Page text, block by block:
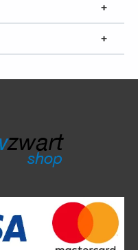
+
+